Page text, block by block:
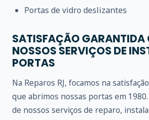
Portas de vidro deslizantes
SATISFAÇÃO GARANTIDA
NOSSOS SERVIÇOS DE
PORTAS
Na Reparos RJ, focamos na
que abrimos nossas portas em
de nossos serviços de reparo,